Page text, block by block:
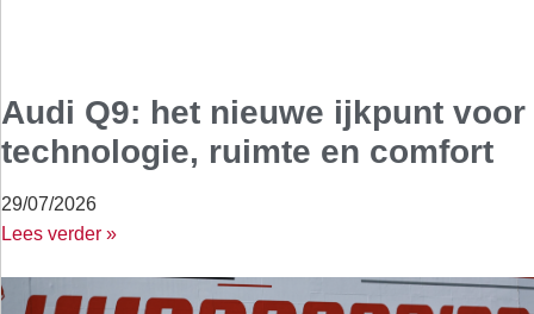
Audi Q9: het nieuwe ijkpunt voor
technologie, ruimte en comfort
29/07/2026
Lees verder »